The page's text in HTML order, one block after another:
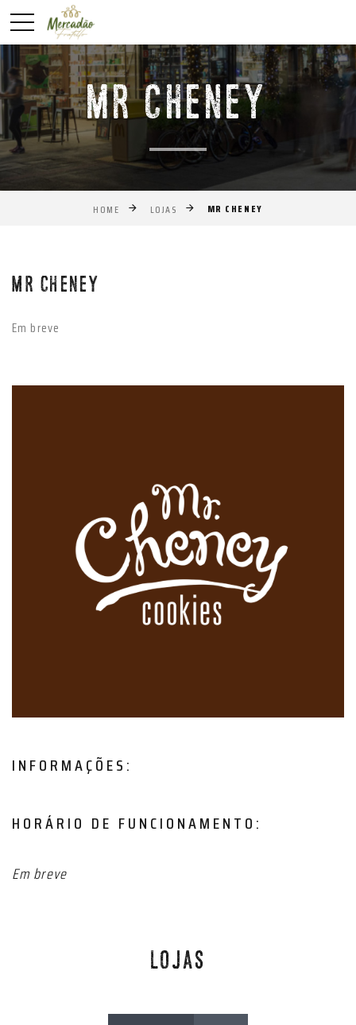
MR CHENEY
HOME LOJAS MR CHENEY
Anterior
MR CHENEY
Em breve
INFORMAÇÕES:
HORÁRIO DE FUNCIONAMENTO:
Em breve
LOJAS